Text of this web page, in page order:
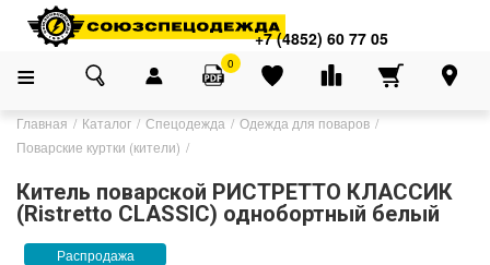
+7 (4852) 60 77 05
0
Главная Каталог Спецодежда
Одежда для поваров
Поварские куртки (кители)
Китель поварской РИСТРЕТТО КЛАССИК
(Ristretto CLASSIC) однобортный белый
Распродажа